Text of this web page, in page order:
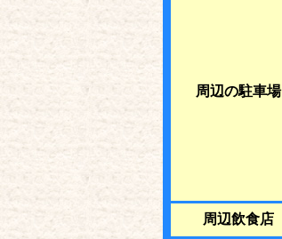
周辺の駐車場
周辺飲食店